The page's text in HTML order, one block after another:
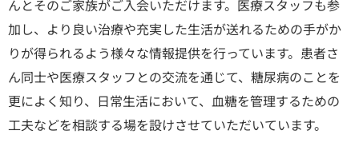
んとそのご家族がご入会いただけます。医療スタッフも参
加し、より良い治療や充実した生活が送れるための手がか
りが得られるよう様々な情報提供を行っています。患者さ
ん同士や医療スタッフとの交流を通じて、糖尿病のことを
更によく知り、日常生活において、血糖を管理するための
工夫などを相談する場を設けさせていただいています。